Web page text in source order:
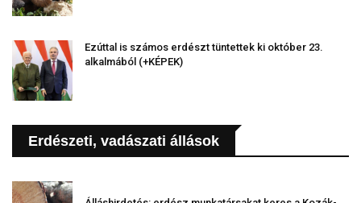
Ezúttal is számos erdészt tüntettek ki október 23.
alkalmából (+KÉPEK)
Erdészeti, vadászati állások